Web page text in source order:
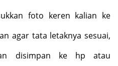
foto keren kalian ke
agar tata letaknya sesuai,
disimpan ke hp atau